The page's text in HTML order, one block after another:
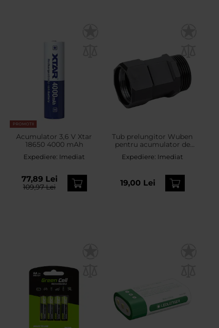
PROMOTII
Acumulator 3,6 V Xtar
18650 4000 mAh
Expediere: Imediat
77,89 Lei
109,97 Lei
Tub prelungitor Wuben
pentru acumulator de
lanternă E7 - Black
Expediere: Imediat
19,00 Lei